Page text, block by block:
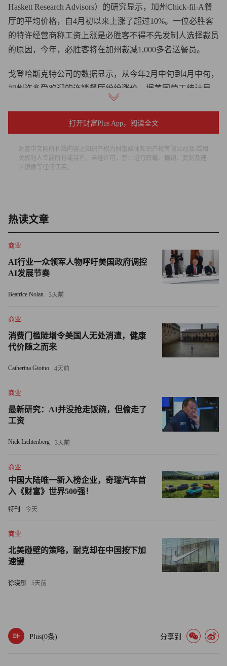
Haskett Research Advisors）的研究显示，加州Chick-fil-A餐
厅的平均价格，自4月初以来上涨了超过10%。一位必胜客
的特许经营商称工资上涨是必胜客不得不先发制人选择裁员
的原因，今年，必胜客将在加州裁减1,000多名送餐员。
戈登哈斯克特公司的数据显示，从今年2月中旬到4月中旬，
加州许多受欢迎的连锁餐厅纷纷涨价。据美国劳工统计局
（Bureau of Labor Statistics）统计，在这两个月内，星巴克
Chipotle、Chick-fil-A、塔可钟和Shake Shack均未回应《财
富》杂志的置评请求。
员工提供业内最高的基本工资保证；其他行业的工作者同样
许多赚取最低工资的员工确实需要涨薪。经济政策研究所
（Economic Policy Institute）的报告显示，美国现在准备迎
接涨薪的近1,000万名员工中，有超过一半是女性；有接近
前的收入水平低于贫困线。
经济政策研究所认为，随着最低工资上涨，政府在低收入工
人福利[例如补充营养援助计划（Supplemental Nutrition
Assistance Program）]方面的支出和在劳动所得税抵免与儿
加州最近的立法，还引起了被排除在新最低工资标准以外的
其他食品行业的警觉，尤其是该州的学校食品服务业。历史
上，食品服务工人是公立学校收入最低的雇员，但随着加州
工人的需求旺盛，而快餐业提高薪酬将迫使许多学校不得不
跟着涨薪。
2023年，萨克拉门托统一校区（Sacramento Unified School
了6%，达到每小时20美元。美联社（AP）的报道称，这是
该校区近三十年来最大幅度的一次涨薪。美联社指出，随着
更多的学生选择在学校用餐，一个南加州的校区将食品服务
没有资格享受健康福利。（财富中文网）
打开财富Plus App，阅读全文
财富中文网所刊载内容之知识产权为财富媒体知识产权有限公司及/或相
关权利人专属所有或持有。未经许可，禁止进行转载、摘编、复制及建
立镜像等任何使用。
热读文章
商业
AI行业一众领军人物呼吁美国政府调控
AI发展节奏
Beatrice Nolan 3天前
商业
消费门槛陡增令美国人无处消遣，健康
代价随之而来
Catherina Gioino 4天前
商业
最新研究：AI并没抢走饭碗，但偷走了
工资
Nick Lichtenberg 3天前
商业
中国大陆唯一新入榜企业，奇瑞汽车首
入《财富》世界500强！
特刊 今天
商业
北美碰壁的策略，耐克却在中国按下加
速键
徐晓彤 5天前
Plus(0条) 分享到